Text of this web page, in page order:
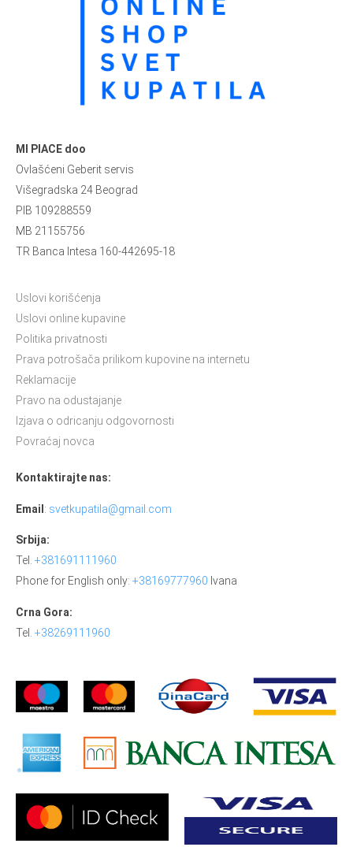
MI PIACE doo
Ovlašćeni Geberit servis
Višegradska 24 Beograd
PIB 109288559
MB 21155756
TR Banca Intesa 160-442695-18
Uslovi korišćenja
Uslovi online kupavine
Politika privatnosti
Prava potrošača prilikom kupovine na internetu
Reklamacije
Pravo na odustajanje
Izjava o odricanju odgovornosti
Povraćaj novca
Kontaktirajte nas:
Email : svetkupatila@gmail.com
Srbija:
Tel. +381691111960
Phone for English only: +38169777960 Ivana
Crna Gora:
Tel. +38269111960